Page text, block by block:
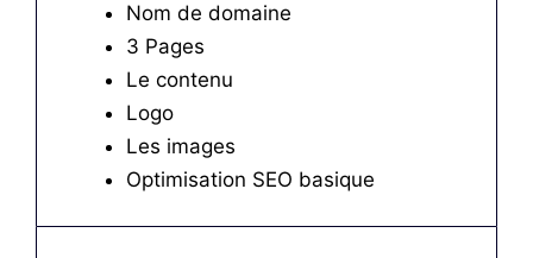
Nom de domaine
3 Pages
Le contenu
Logo
Les images
Optimisation SEO basique